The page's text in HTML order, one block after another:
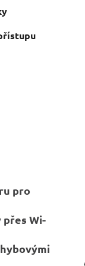
pro
přes Wi-